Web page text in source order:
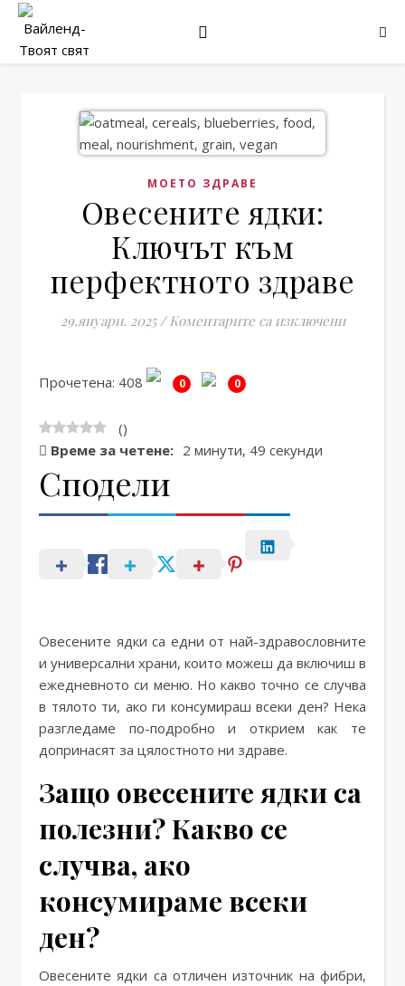
МОЕТО ЗДРАВЕ
Овесените ядки:
Ключът към
перфектното здраве
29.януари. 2025 / Коментарите са изключениза
Прочетена: 408 0 0
()
Време за четене: 2 минути, 49 секунди
Сподели
Овесените ядки са едни от най-здравословните
и универсални храни, които можеш да включиш в
ежедневното си меню. Но какво точно се случва
в тялото ти, ако ги консумираш всеки ден? Нека
разгледаме по-подробно и открием как те
допринасят за цялостното ни здраве.
Защо овесените ядки са
полезни? Какво се
случва, ако
консумираме всеки
ден?
Овесените ядки са отличен източник на фибри,